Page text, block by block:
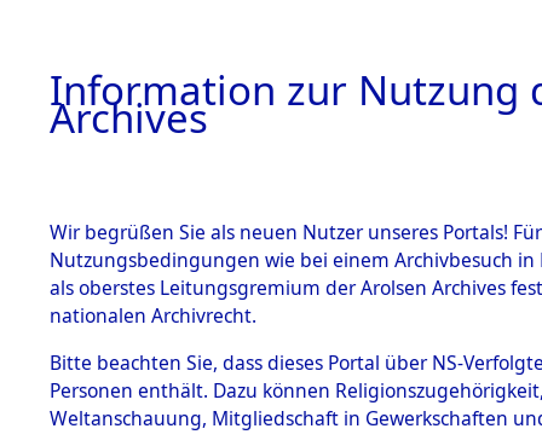
BESTÄNDE
1.
Inhaftierungsdoku
mente
1.2.9 Beim ITS
0001
Information zur Nutzung
Archives
Wir begrüßen Sie als neuen Nutzer unseres Portals!
Nutzungsbedingungen wie bei einem Archivbesuch
als oberstes Leitungsgremium der Arolsen Archives
nationalen Archivrecht.
Bitte beachten Sie, dass dieses Portal über NS-
Personen enthält. Dazu können
Weltanschauung, Mitgliedschaft in Gewerkschaften